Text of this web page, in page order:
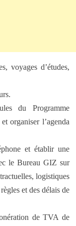
voyages d’études,
du Programme
organiser l’agenda
et établir une
le Bureau GIZ sur
logistiques
et des délais de
de TVA de